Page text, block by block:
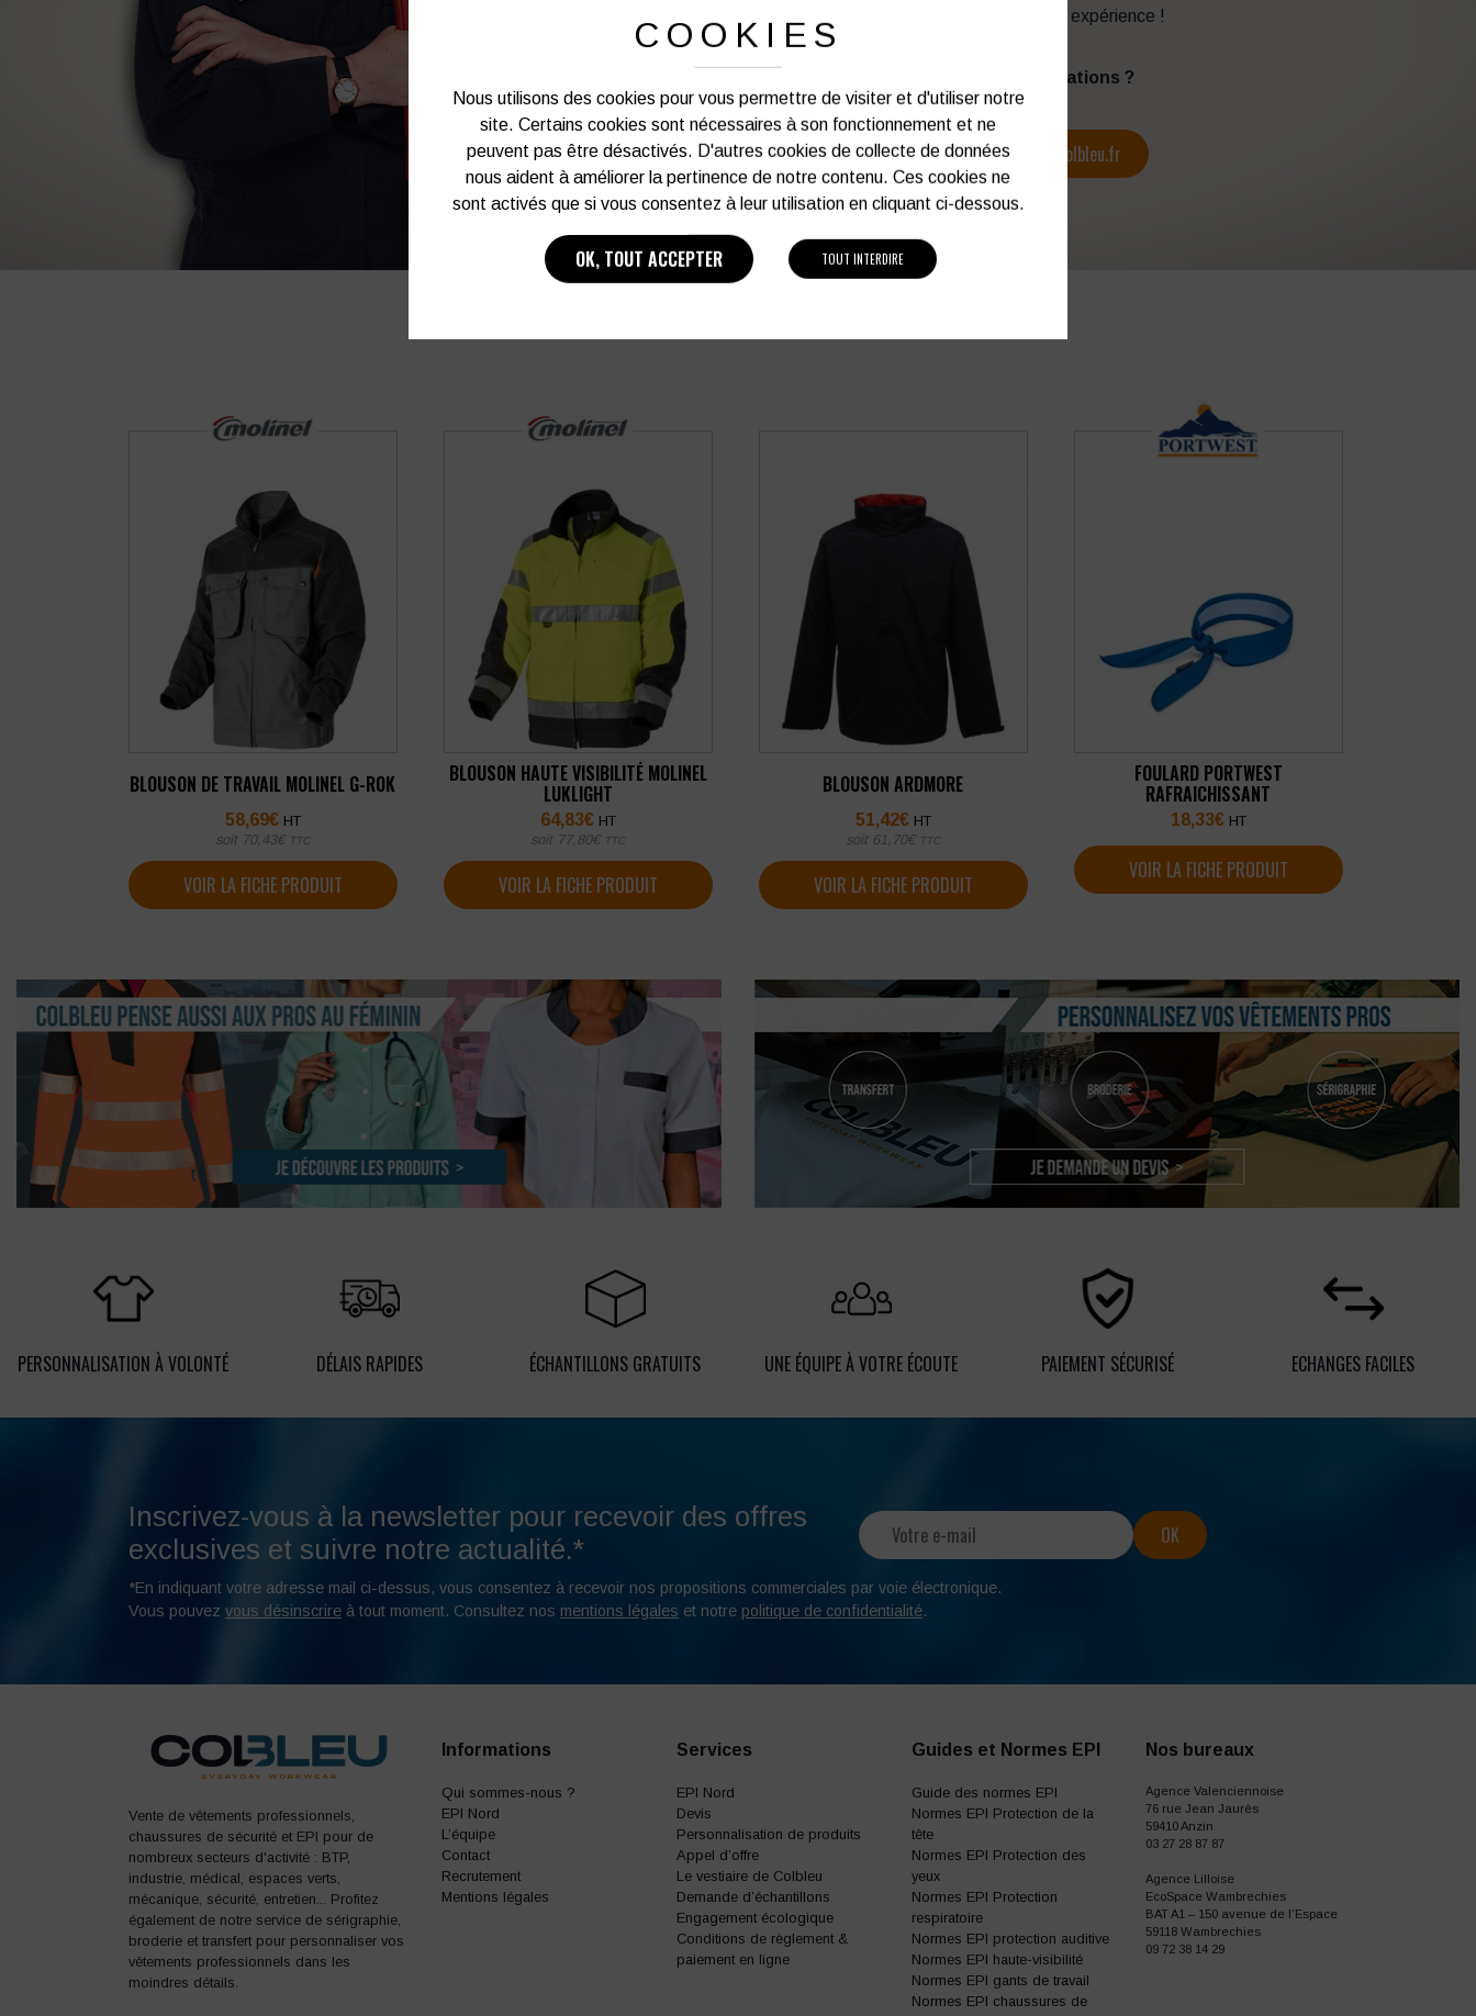
et de vos besoins d’image. Profitez de son expérience !
Vous souhaitez avoir plus d’informations ?
03 27 28 87 86 contact@colbleu.fr
BLOUSON DE TRAVAIL MOLINEL G-ROK
58,69€ HT
soit 70,43€ TTC
VOIR LA FICHE PRODUIT
BLOUSON HAUTE VISIBILITÉ MOLINEL
LUKLIGHT
64,83€ HT
soit 77,80€ TTC
VOIR LA FICHE PRODUIT
BLOUSON ARDMORE
51,42€ HT
soit 61,70€ TTC
VOIR LA FICHE PRODUIT
FOULARD PORTWEST
RAFRAICHISSANT
18,33€ HT
VOIR LA FICHE PRODUIT
PERSONNALISATION À VOLONTÉ DÉLAIS RAPIDES ÉCHANTILLONS GRATUITS UNE ÉQUIPE À VOTRE ÉCOUTE PAIEMENT SÉCURISÉ ECHANGES FACILES
Inscrivez-vous à la newsletter pour recevoir des offres
exclusives et suivre notre actualité.*
*En indiquant votre adresse mail ci-dessus, vous consentez à recevoir nos propositions commerciales par voie électronique.
Vous pouvez vous désinscrire à tout moment. Consultez nos mentions légales et notre politique de confidentialité.
Vente de vêtements professionnels,
chaussures de sécurité et EPI pour de
nombreux secteurs d'activité : BTP,
industrie, médical, espaces verts,
mécanique, sécurité, entretien... Profitez
également de notre service de sérigraphie,
broderie et transfert pour personnaliser vos
vêtements professionnels dans les
moindres détails.
Informations
Qui sommes-nous ?
EPI Nord
L’équipe
Contact
Recrutement
Mentions légales
Services
EPI Nord
Devis
Personnalisation de produits
Appel d’offre
Le vestiaire de Colbleu
Demande d’échantillons
Engagement écologique
Conditions de règlement &
paiement en ligne
Guides et Normes EPI
Guide des normes EPI
Normes EPI Protection de la
tête
Normes EPI Protection des
yeux
Normes EPI Protection
respiratoire
Normes EPI protection auditive
Normes EPI haute-visibilité
Normes EPI gants de travail
Normes EPI chaussures de
Nos bureaux
Agence Valenciennoise
76 rue Jean Jaurès
59410 Anzin
03 27 28 87 87
Agence Lilloise
EcoSpace Wambrechies
BAT A1 – 150 avenue de l’Espace
59118 Wambrechies
09 72 38 14 29
COOKIES
Nous utilisons des cookies pour vous permettre de visiter et d'utiliser notre
site. Certains cookies sont nécessaires à son fonctionnement et ne
peuvent pas être désactivés. D'autres cookies de collecte de données
nous aident à améliorer la pertinence de notre contenu. Ces cookies ne
sont activés que si vous consentez à leur utilisation en cliquant ci-dessous.
OK, TOUT ACCEPTER TOUT INTERDIRE